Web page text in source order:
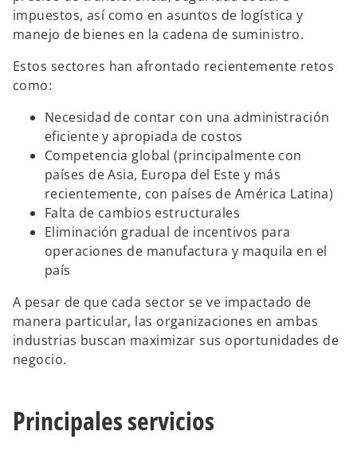
v
a
v
a
v
a
impuestos, así como en asuntos de logística y
manejo de bienes en la cadena de suministro.
Estos sectores han afrontado recientemente retos
como:
Necesidad de contar con una administración
eficiente y apropiada de costos
Competencia global (principalmente con
países de Asia, Europa del Este y más
recientemente, con países de América Latina)
Falta de cambios estructurales
Eliminación gradual de incentivos para
operaciones de manufactura y maquila en el
país
A pesar de que cada sector se ve impactado de
manera particular, las organizaciones en ambas
industrias buscan maximizar sus oportunidades de
negocio.
Principales servicios